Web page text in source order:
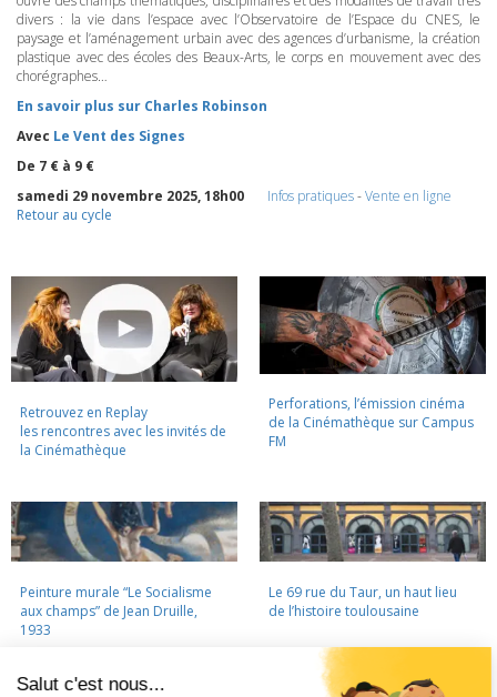
divers : la vie dans l’espace avec l’Observatoire de l’Espace du CNES, le
paysage et l’aménagement urbain avec des agences d’urbanisme, la création
plastique avec des écoles des Beaux-Arts, le corps en mouvement avec des
chorégraphes…
En savoir plus sur Charles Robinson
Avec Le Vent des Signes
De 7 € à 9 €
samedi 29 novembre 2025, 18h00
Infos pratiques-Vente en ligne
Retour au cycle
Retrouvez en Replay
les rencontres avec les invités de
la Cinémathèque
Perforations, l’émission cinéma
de la Cinémathèque sur Campus
FM
Peinture murale “Le Socialisme
aux champs” de Jean Druille,
1933
Le 69 rue du Taur, un haut lieu
de l’histoire toulousaine